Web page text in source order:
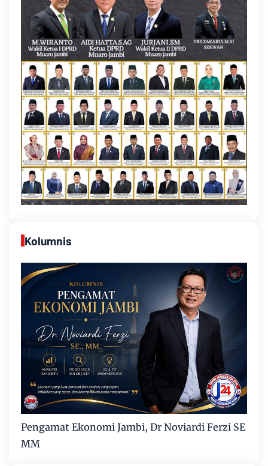
Kolumnis
Pengamat Ekonomi Jambi, Dr Noviardi Ferzi SE
MM